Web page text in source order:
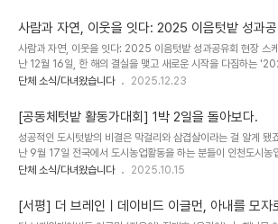
스레 정리해드렸네요. 하지만 장화 안에 땀이..
문가는 도시농업을 통한 다양한 교육프로그램의 기획 및 운영을
다.도시농업전문가는 공동체텃밭의 운영 및 지원을 통해 도시농업
여자를 지도하고 도시농업활성화 활동을 합니다.국가자격증 [도
업관리사]의 자격요건 중, 필수요건인 전문가과정이수를 위한 공
과정입니다.교육 개요과정명: 제15기 인천도시농업전문가 양성과
토요일 오전9시)교육시간: 총 30회 / 106시간 (이론 ..
사람과 자연, 이웃을 잇다: 2025 이음텃밭 성과공
회 현장 스케치
사람과 자연, 이웃을 잇다: 2025 이음텃밭 성과공유회 현장 스
난 12월 16일, 한 해의 결실을 맺고 새로운 시작을 다짐하는
이음텃밭 성과공유회'가 성황리에 개최되었습니다. 김동수 이장님
의 경험을 나누며, 내년을 더욱 알차게 준비하기 위한 소중한 자리
니다. 인천도시농업네트워크 김충기 대표는 축사를 통해 "행정과
단체, 주민의 협력으로 5년째 이어져 온 것 자체가 큰 성과"라며
밭을 통해 많은 사람이 연결되고 새로운 관계가 만들어지는 '관
힘'이야말로 가장 큰 성과"라고 강조했습니다. 행사장 안은 한 해
니다. 웃음과 감동이 넘쳤던..
단체 소식/다녀왔습니다 2025.12.23
[공동체텃밭 활동가대회] 1박 2일을 돌아보다.
성공적인 도시텃밭의 비결은 막걸리와 삼겹살이라는 걸 알게 됐
난 9월 17일 전국에서 도시농업활동을 하는 분들이 인천도시농
트워크 사무실을 찾았다. 작년부터 도시농업 지역탐방을 이어가면
겠다'는 것이였다. 그동안 탐방했던 지역을 중심으로 올해는 인
초대하는 탐방을 기획하게 되었다. 그리고 올해의 주제를 "공동체
단체 소식/다녀왔습니다 2025.10.15
[서평] 더 브레인ㅣ데이비드 이글먼, 아내를 모자